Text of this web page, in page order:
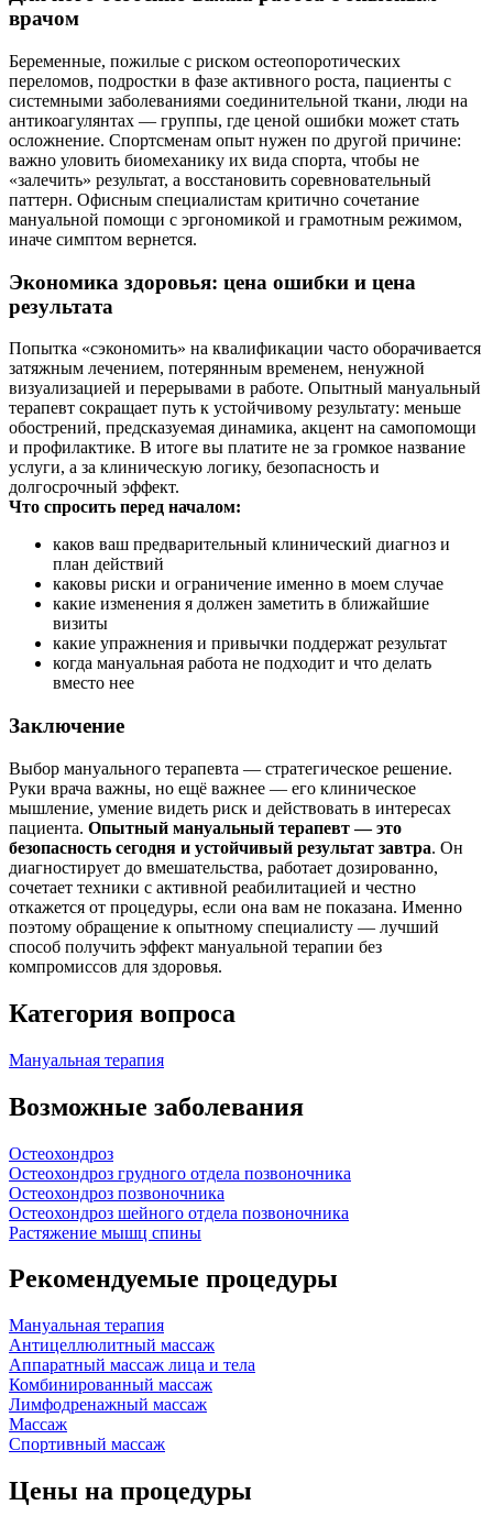
врачом
Беременные, пожилые с риском остеопоротических
переломов, подростки в фазе активного роста, пациенты с
системными заболеваниями соединительной ткани, люди на
антикоагулянтах — группы, где ценой ошибки может стать
осложнение. Спортсменам опыт нужен по другой причине:
важно уловить биомеханику их вида спорта, чтобы не
«залечить» результат, а восстановить соревновательный
паттерн. Офисным специалистам критично сочетание
мануальной помощи с эргономикой и грамотным режимом,
иначе симптом вернется.
Экономика здоровья: цена ошибки и цена
результата
Попытка «сэкономить» на квалификации часто оборачивается
затяжным лечением, потерянным временем, ненужной
визуализацией и перерывами в работе. Опытный мануальный
терапевт сокращает путь к устойчивому результату: меньше
обострений, предсказуемая динамика, акцент на самопомощи
и профилактике. В итоге вы платите не за громкое название
услуги, а за клиническую логику, безопасность и
долгосрочный эффект.
Что спросить перед началом:
каков ваш предварительный клинический диагноз и
план действий
каковы риски и ограничение именно в моем случае
какие изменения я должен заметить в ближайшие
визиты
какие упражнения и привычки поддержат результат
когда мануальная работа не подходит и что делать
вместо нее
Заключение
Выбор мануального терапевта — стратегическое решение.
Руки врача важны, но ещё важнее — его клиническое
мышление, умение видеть риск и действовать в интересах
пациента. Опытный мануальный терапевт — это
безопасность сегодня и устойчивый результат завтра. Он
диагностирует до вмешательства, работает дозированно,
сочетает техники с активной реабилитацией и честно
откажется от процедуры, если она вам не показана. Именно
поэтому обращение к опытному специалисту — лучший
способ получить эффект мануальной терапии без
компромиссов для здоровья.
Категория вопроса
Мануальная терапия
Возможные заболевания
Остеохондроз
Остеохондроз грудного отдела позвоночника
Остеохондроз позвоночника
Остеохондроз шейного отдела позвоночника
Растяжение мышц спины
Рекомендуемые процедуры
Мануальная терапия
Антицеллюлитный массаж
Аппаратный массаж лица и тела
Комбинированный массаж
Лимфодренажный массаж
Массаж
Спортивный массаж
Цены на процедуры